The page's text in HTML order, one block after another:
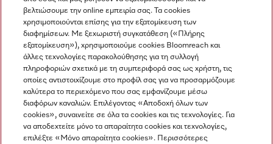
Η εταιρεία μας
Όροι και Προϋποθέσεις
Miele στο Instagram
Miele στο Facebook
Miele στο Youtube
βελτιώσουμε την online εμπειρία σας. Τα cookies
χρησιμοποιούνται επίσης για την εξατομίκευση των
διαφημίσεων. Με ξεχωριστή συγκατάθεση («Πλήρης
εξατομίκευση»), χρησιμοποιούμε cookies Bloomreach και
άλλες τεχνολογίες παρακολούθησης για τη συλλογή
πληροφοριών σχετικά με τη συμπεριφορά σας ως χρήστη, τις
οποίες αντιστοιχίζουμε στο προφίλ σας για να προσαρμόζουμε
καλύτερα το περιεχόμενο που σας εμφανίζουμε μέσω
διαφόρων καναλιών. Επιλέγοντας «Αποδοχή όλων των
cookies», συναινείτε σε όλα τα cookies και τις τεχνολογίες. Για
να αποδεχτείτε μόνο τα απαραίτητα cookies και τεχνολογίες,
επιλέξτε «Μόνο απαραίτητα cookies». Περισσότερες